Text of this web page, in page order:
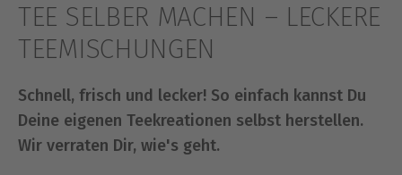
TEE SELBER MACHEN – LECKERE
TEEMISCHUNGEN
Schnell, frisch und lecker! So einfach kannst Du
Deine eigenen Teekreationen selbst herstellen.
Wir verraten Dir, wie's geht.